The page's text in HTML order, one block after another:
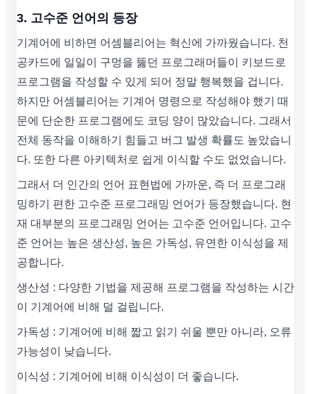
3. 고수준 언어의 등장
기계어에 비하면 어셈블리어는 혁신에 가까웠습니다. 천
공카드에 일일이 구멍을 뚫던 프로그래머들이 키보드로
프로그램을 작성할 수 있게 되어 정말 행복했을 겁니다.
하지만 어셈블리어는 기계어 명령으로 작성해야 했기 때
문에 단순한 프로그램에도 코딩 양이 많았습니다. 그래서
전체 동작을 이해하기 힘들고 버그 발생 확률도 높았습니
다. 또한 다른 아키텍처로 쉽게 이식할 수도 없었습니다.
그래서 더 인간의 언어 표현법에 가까운, 즉 더 프로그래
밍하기 편한 고수준 프로그래밍 언어가 등장했습니다. 현
재 대부분의 프로그래밍 언어는 고수준 언어입니다. 고수
준 언어는 높은 생산성, 높은 가독성, 유연한 이식성을 제
공합니다.
생산성 : 다양한 기법을 제공해 프로그램을 작성하는 시간
이 기계어에 비해 덜 걸립니다.
가독성 : 기계어에 비해 짧고 읽기 쉬울 뿐만 아니라, 오류
가능성이 낮습니다.
이식성 : 기계어에 비해 이식성이 더 좋습니다.